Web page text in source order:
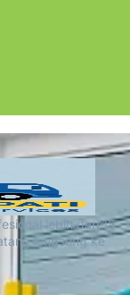
lebih dari 15
langsung ke